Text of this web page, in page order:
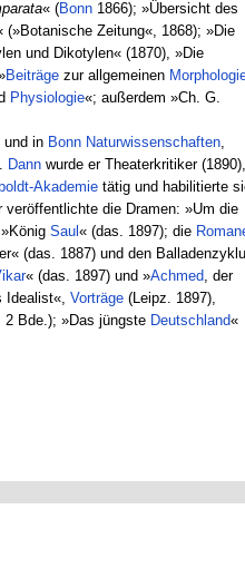
« (Bonn1866); »Übersicht des
(»Botanische Zeitung«, 1868); »Die
und Dikotylen« (1870), »Die
Beiträgezur allgemeinen
Physiologie«; außerdem »Ch. G.
und in Bonn Naturwissenschaften
Dannwurde er Theaterkritiker (1890),
Akademietätig und habilitierte
die Dramen: »Um die
Saul « (das. 1897); die
(das. 1887) und den
« (das. 1897) und »Achmed , der
Vorträge(Leipz. 1897),
2 Bde.); »Das jüngste Deutschland«